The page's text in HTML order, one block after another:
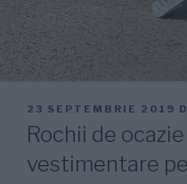
PUBLICAT
PE
23 SEPTEMBRIE 2019
Rochii de
vestimentare